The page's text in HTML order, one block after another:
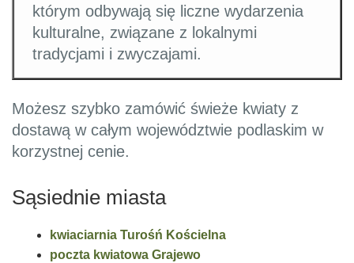
którym odbywają się liczne wydarzenia
kulturalne, związane z lokalnymi
tradycjami i zwyczajami.
Możesz szybko zamówić świeże kwiaty z
dostawą w całym województwie podlaskim w
korzystnej cenie.
Sąsiednie miasta
kwiaciarnia Turośń Kościelna
poczta kwiatowa Grajewo